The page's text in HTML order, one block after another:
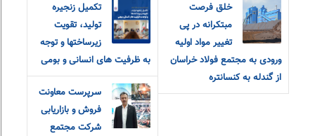
خلق فرصت
مبتکرانه در پی
تغییر مواد اولیه
ورودی به مجتمع فولاد خراسان
از گندله به کنسانتره
تکمیل زنجیره
تولید، تقویت
زیرساختها و توجه
به ظرفیت های انسانی و بومی
سرپرست معاونت
فروش و بازاریابی
شرکت مجتمع